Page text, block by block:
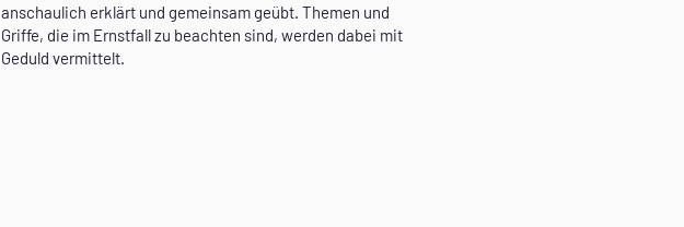
anschaulich erklärt und gemeinsam geübt. Themen und
Griffe, die im Ernstfall zu beachten sind, werden dabei mit
Geduld vermittelt.